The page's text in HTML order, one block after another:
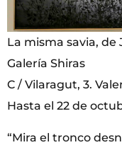
La misma savia, de
Galería Shiras
C / Vilaragut, 3.
Hasta el 22 de
“Mira el tronco